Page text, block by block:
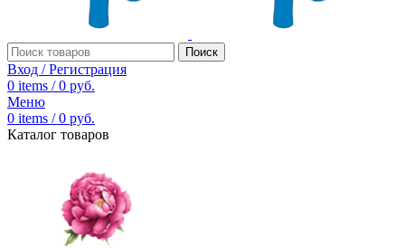
Поиск
Вход / Регистрация
0 items / 0 руб.
Меню
0 items / 0 руб.
Каталог товаров